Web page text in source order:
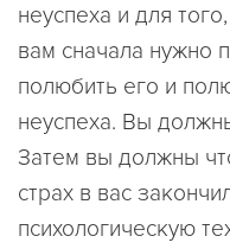
неуспеха и для
вам сначала нужно
полюбить его и
неуспеха. Вы
Затем вы должны
страх в вас
психологическую